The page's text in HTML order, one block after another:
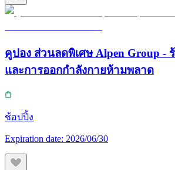
คูปอง ส่วนลดพิเศษ Alpen Group -
และการออกกำลังกายห้ามพลาด
ช้อปปิ้ง
Expiration date: 2026/06/30